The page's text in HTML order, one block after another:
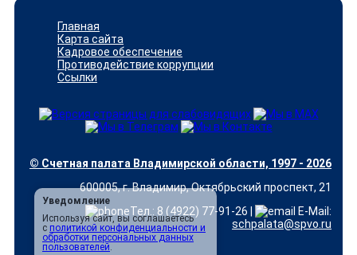
Главная
Карта сайта
Кадровое обеспечение
Противодействие коррупции
Ссылки
© Счетная палата Владимирской области, 1997 - 2026
600005, г. Владимир, Октябрьский проспект, 21
Тел.: 8 (4922) 77-91-26 |
E-Mail:
schpalata@spvo.ru
Уведомление
Используя сайт, вы соглашаетесь
с политикой конфиденциальности и
обработки персональных данных
пользователей.